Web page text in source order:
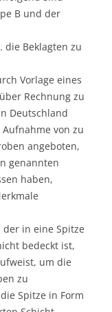
B und der
die Beklagten zu
Vorlage eines
Rechnung zu
Deutschland
von zu
angeboten,
genannten
haben,
in eine Spitze
bedeckt ist,
um die
zu
Spitze in Form